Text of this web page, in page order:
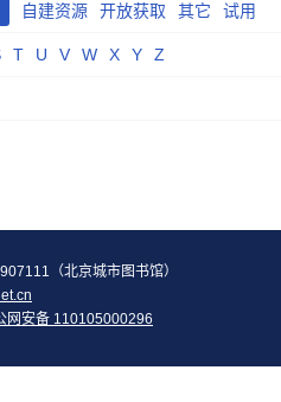
自建资源 开放获取 其它 试用
T U V W X Y Z
（北京城市图书馆）
网安备 110105000296